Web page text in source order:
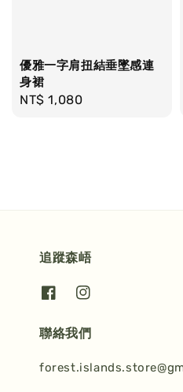
優雅一字肩扭結垂墜感連
身裙
Regular
NT$ 1,080
追蹤森峿
聯絡我們